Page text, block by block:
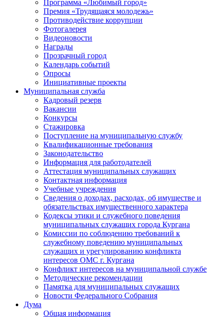
Программа «Любимый город»
Премия «Трудящаяся молодежь»
Противодействие коррупции
Фотогалерея
Видеоновости
Награды
Прозрачный город
Календарь событий
Опросы
Инициативные проекты
Муниципальная служба
Кадровый резерв
Вакансии
Конкурсы
Стажировка
Поступление на муниципальную службу
Квалификационные требования
Законодательство
Информация для работодателей
Аттестация муниципальных служащих
Контактная информация
Учебные учреждения
Сведения о доходах, расходах, об имуществе и
обязательствах имущественного характера
Кодексы этики и служебного поведения
муниципальных служащих города Кургана
Комиссии по соблюдению требований к
служебному поведению муниципальных
служащих и урегулированию конфликта
интересов ОМС г. Кургана
Конфликт интересов на муниципальной службе
Методические рекомендации
Памятка для муниципальных служащих
Новости Федерального Cобрания
Дума
Общая информация